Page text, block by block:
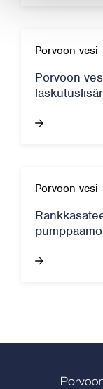
Porvoon vesi
Porvoon
Porvoon vesi